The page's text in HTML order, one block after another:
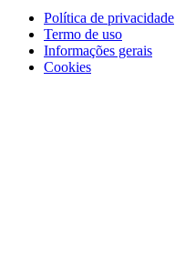
Política de privacidade
Termo de uso
Informações gerais
Cookies